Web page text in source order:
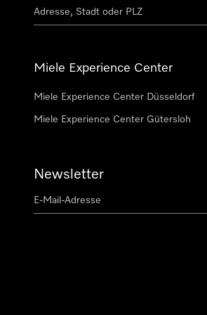
Miele Experience Center
Miele Experience Center Düsseldorf
Miele Experience Center Gütersloh
Newsletter